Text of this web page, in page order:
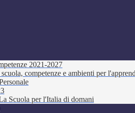
2021-2027
competenze e ambienti per
Scuola per l'Italia di domani